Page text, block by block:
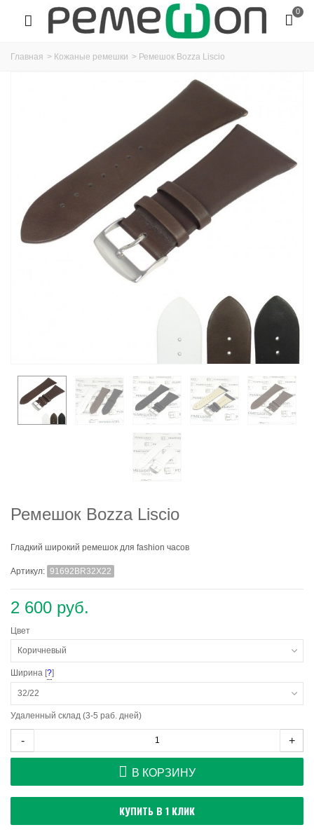
0
Главная > Кожаные ремешки > Ремешок Bozza Liscio
Ремешок Bozza Liscio
Гладкий широкий ремешок для fashion часов
Артикул: 91692BR32X22
2 600 руб.
Цвет
Коричневый
Ширина [?]
32/22
Удаленный склад (3-5 раб. дней)
- +
В КОРЗИНУ
КУПИТЬ В 1 КЛИК